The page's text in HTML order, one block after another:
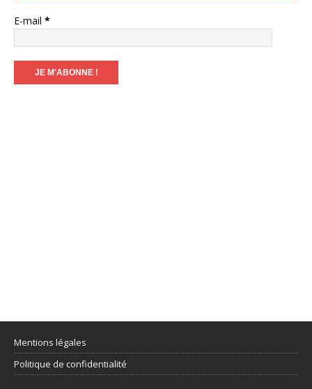
E-mail *
Mentions légales
Politique de confidentialité